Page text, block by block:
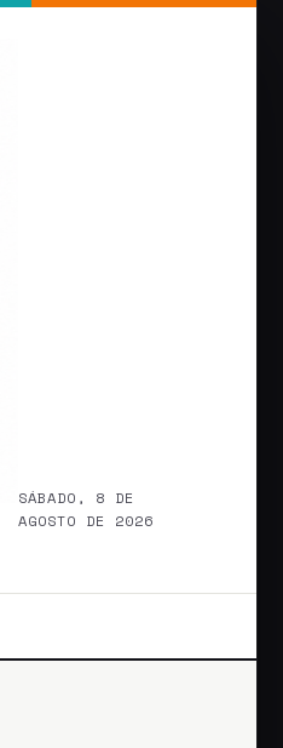
SÁBADO, 8 DE
AGOSTO DE 2026